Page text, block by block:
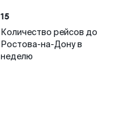
15
Количество рейсов до
Ростова-на-Дону в
неделю